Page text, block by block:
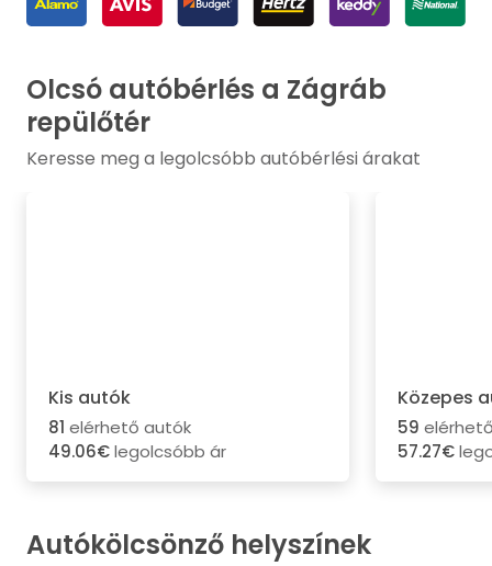
Olcsó autóbérlés a Zágráb
repülőtér
Keresse meg a legolcsóbb autóbérlési árakat
Kis autók
81 elérhető autók
49.06€legolcsóbb ár
Közepes
59
57.27€
Autókölcsönző helyszínek